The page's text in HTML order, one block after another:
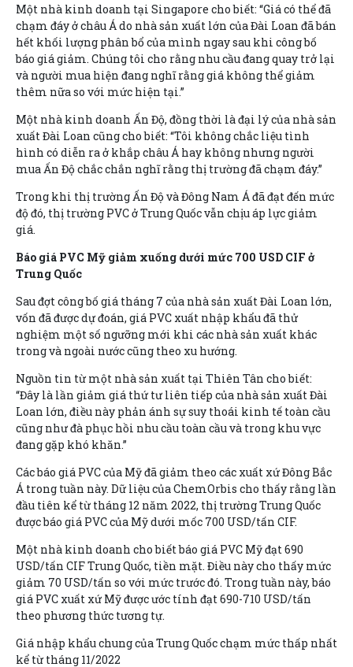
Một nhà kinh doanh tại Singapore cho biết: “Giá có thể đã
chạm đáy ở châu Á do nhà sản xuất lớn của Đài Loan đã bán
hết khối lượng phân bổ của mình ngay sau khi công bố
báo giá giảm. Chúng tôi cho rằng nhu cầu đang quay trở lại
và người mua hiện đang nghĩ rằng giá không thể giảm
thêm nữa so với mức hiện tại.”
Một nhà kinh doanh Ấn Độ, đồng thời là đại lý của nhà sản
xuất Đài Loan cũng cho biết: “Tôi không chắc liệu tình
hình có diễn ra ở khắp châu Á hay không nhưng người
mua Ấn Độ chắc chắn nghĩ rằng thị trường đã chạm đáy.”
Trong khi thị trường Ấn Độ và Đông Nam Á đã đạt đến mức
độ đó, thị trường PVC ở Trung Quốc vẫn chịu áp lực giảm
giá.
Báo giá PVC Mỹ giảm xuống dưới mức 700 USD CIF ở
Trung Quốc
Sau đợt công bố giá tháng 7 của nhà sản xuất Đài Loan lớn,
vốn đã được dự đoán, giá PVC xuất nhập khẩu đã thử
nghiệm một số ngưỡng mới khi các nhà sản xuất khác
trong và ngoài nước cũng theo xu hướng.
Nguồn tin từ một nhà sản xuất tại Thiên Tân cho biết:
“Đây là lần giảm giá thứ tư liên tiếp của nhà sản xuất Đài
Loan lớn, điều này phản ánh sự suy thoái kinh tế toàn cầu
cũng như đà phục hồi nhu cầu toàn cầu và trong khu vực
đang gặp khó khăn.”
Các báo giá PVC của Mỹ đã giảm theo các xuất xứ Đông Bắc
Á trong tuần này. Dữ liệu của ChemOrbis cho thấy rằng lần
đầu tiên kể từ tháng 12 năm 2022, thị trường Trung Quốc
được báo giá PVC của Mỹ dưới mốc 700 USD/tấn CIF.
Một nhà kinh doanh cho biết báo giá PVC Mỹ đạt 690
USD/tấn CIF Trung Quốc, tiền mặt. Điều này cho thấy mức
giảm 70 USD/tấn so với mức trước đó. Trong tuần này, báo
giá PVC xuất xứ Mỹ được ước tính đạt 690-710 USD/tấn
theo phương thức tương tự.
Giá nhập khẩu chung của Trung Quốc chạm mức thấp nhất
kể từ tháng 11/2022